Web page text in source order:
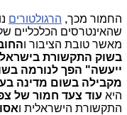
החמור מכך, הרגולטורים
שהאינטרסים הכלכליים
מאשר טובת הציבור ו
בשוק התקשורת בישראל
ייעשה" הפך לנורמה
מקבילה בשום מדינה
היא עוד צעד חמור של
התקשורת הישראלית ו